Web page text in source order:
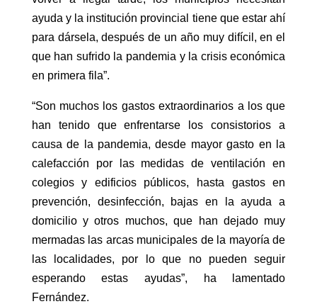
ayuda y la institución provincial tiene que estar ahí
para dársela, después de un año muy difícil, en el
que han sufrido la pandemia y la crisis económica
en primera fila”.
“Son muchos los gastos extraordinarios a los que
han tenido que enfrentarse los consistorios a
causa de la pandemia, desde mayor gasto en la
calefacción por las medidas de ventilación en
colegios y edificios públicos, hasta gastos en
prevención, desinfección, bajas en la ayuda a
domicilio y otros muchos, que han dejado muy
mermadas las arcas municipales de la mayoría de
las localidades, por lo que no pueden seguir
esperando estas ayudas”, ha lamentado
Fernández.